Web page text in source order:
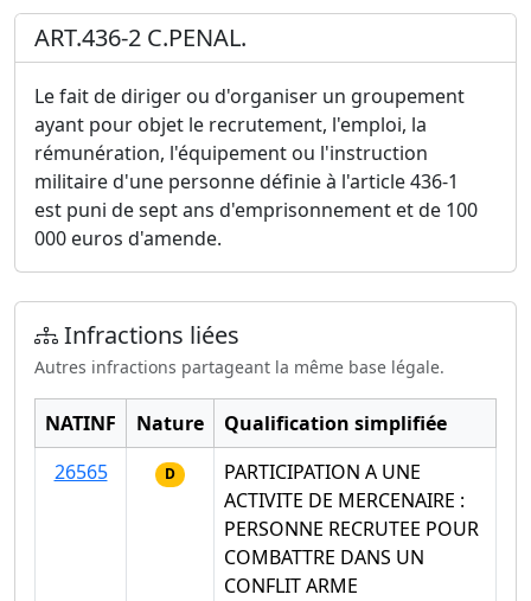
ART.436-2 C.PENAL.
Le fait de diriger ou d'organiser un groupement
ayant pour objet le recrutement, l'emploi, la
rémunération, l'équipement ou l'instruction
militaire d'une personne définie à l'article 436-1
est puni de sept ans d'emprisonnement et de 100
000 euros d'amende.
Infractions liées
Autres infractions partageant la même base légale.
NATINF Nature
Qualification simplifiée
26565
D
PARTICIPATION A UNE
ACTIVITE DE MERCENAIRE :
PERSONNE RECRUTEE POUR
COMBATTRE DANS UN
CONFLIT ARME